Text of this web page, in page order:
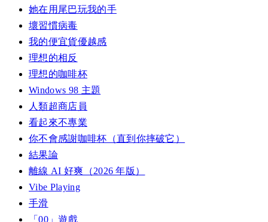
她在用尾巴玩我的手
壞習慣病毒
我的便宜貨優越感
理想的相反
理想的咖啡杯
Windows 98 主題
人類超商店員
看起來不專業
你不會感謝咖啡杯（直到你摔破它）
結果論
離線 AI 好爽（2026 年版）
Vibe Playing
手滑
「00」遊戲